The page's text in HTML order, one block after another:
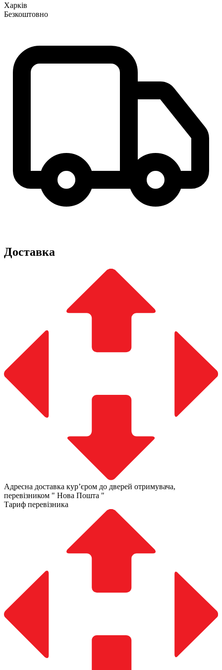
Харків
Безкоштовно
Доставка
Адресна доставка курʼєром до дверей отримувача,
перевізником " Нова Пошта "
Тариф перевізника